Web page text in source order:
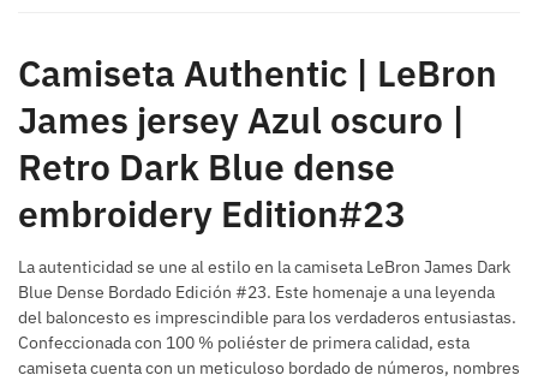
Camiseta Authentic | LeBron
James jersey Azul oscuro |
Retro Dark Blue dense
embroidery Edition#23
La autenticidad se une al estilo en la camiseta LeBron James Dark
Blue Dense Bordado Edición #23. Este homenaje a una leyenda
del baloncesto es imprescindible para los verdaderos entusiastas.
Confeccionada con 100 % poliéster de primera calidad, esta
camiseta cuenta con un meticuloso bordado de números, nombres